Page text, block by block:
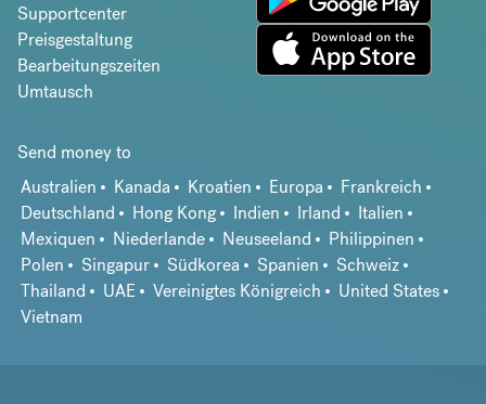
Supportcenter
Preisgestaltung
Bearbeitungszeiten
Umtausch
Send money to
Australien
Kanada Kroatien Europa
Frankreich
Deutschland
Hong Kong Indien Irland
Italien
Mexiquen
Niederlande Neuseeland
Philippinen
Polen
Singapur Südkorea Spanien
Schweiz
Thailand
UAE Vereinigtes Königreich
United States
Vietnam